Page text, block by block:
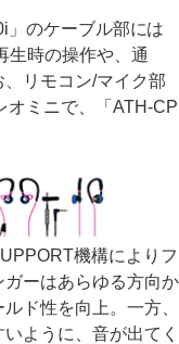
のケーブル部には
生時の操作や、通
リモコン/マイク部
オミニで、「ATH-CP
機構によりフ
ーはあらゆる方向か
ド性を向上。一方、
ように、音が出てく